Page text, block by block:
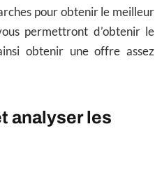
pour obtenir le meilleur
permettront d’obtenir le
obtenir une offre assez
analyser les